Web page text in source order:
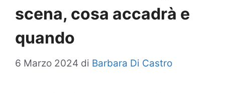
scena, cosa accadrà e
quando
6 Marzo 2024 di Barbara Di Castro